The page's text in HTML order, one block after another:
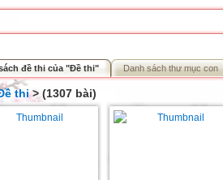
đề thi của "Đề thi" Danh sách thư mục con
thi> (1307 bài)